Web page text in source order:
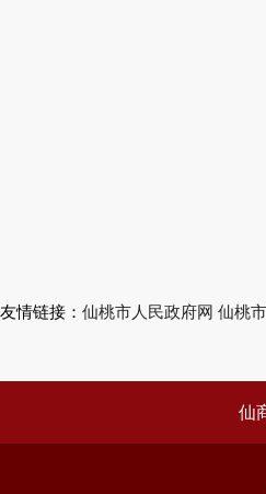
友情链接： 仙桃市人民政府网 仙桃
仙